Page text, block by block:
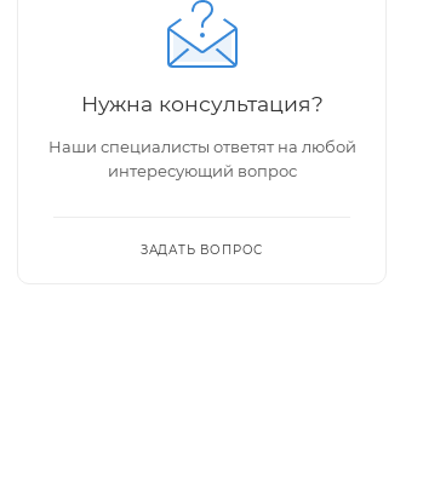
Нужна консультация?
Наши специалисты ответят на любой
интересующий вопрос
ЗАДАТЬ ВОПРОС